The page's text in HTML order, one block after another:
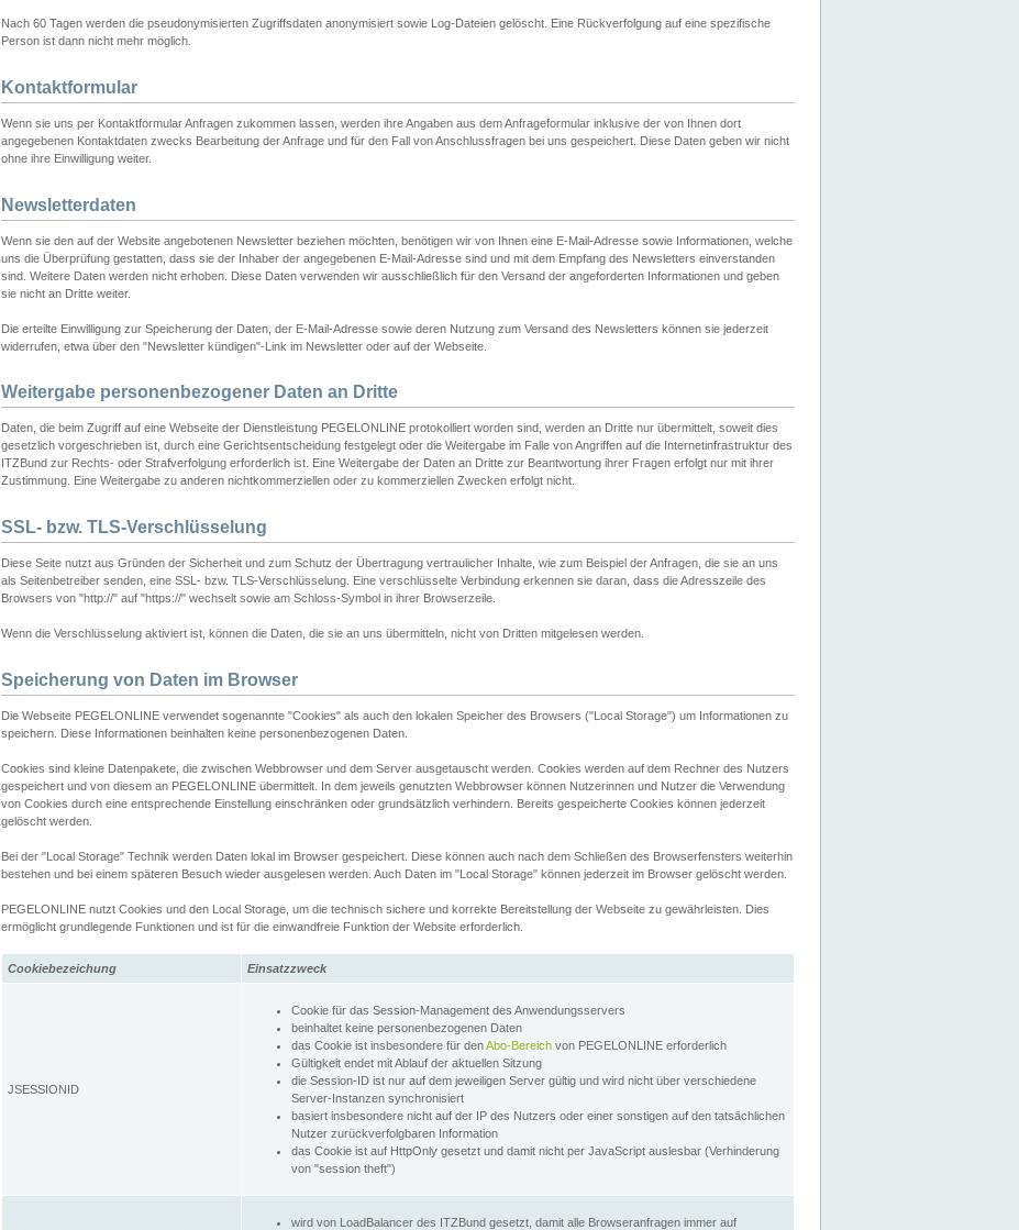
Nach 60 Tagen werden die pseudonymisierten Zugriffsdaten anonymisiert sowie Log-Dateien gelöscht. Eine Rückverfolgung auf eine spezifische
Person ist dann nicht mehr möglich.
Kontaktformular
Wenn sie uns per Kontaktformular Anfragen zukommen lassen, werden ihre Angaben aus dem Anfrageformular inklusive der von Ihnen dort
angegebenen Kontaktdaten zwecks Bearbeitung der Anfrage und für den Fall von Anschlussfragen bei uns gespeichert. Diese Daten geben wir nicht
ohne ihre Einwilligung weiter.
Newsletterdaten
Wenn sie den auf der Website angebotenen Newsletter beziehen möchten, benötigen wir von Ihnen eine E-Mail-Adresse sowie Informationen, welche
uns die Überprüfung gestatten, dass sie der Inhaber der angegebenen E-Mail-Adresse sind und mit dem Empfang des Newsletters einverstanden
sind. Weitere Daten werden nicht erhoben. Diese Daten verwenden wir ausschließlich für den Versand der angeforderten Informationen und geben
sie nicht an Dritte weiter.
Die erteilte Einwilligung zur Speicherung der Daten, der E-Mail-Adresse sowie deren Nutzung zum Versand des Newsletters können sie jederzeit
widerrufen, etwa über den "Newsletter kündigen"-Link im Newsletter oder auf der Webseite.
Weitergabe personenbezogener Daten an Dritte
Daten, die beim Zugriff auf eine Webseite der Dienstleistung PEGELONLINE protokolliert worden sind, werden an Dritte nur übermittelt, soweit dies
gesetzlich vorgeschrieben ist, durch eine Gerichtsentscheidung festgelegt oder die Weitergabe im Falle von Angriffen auf die Internetinfrastruktur des
ITZBund zur Rechts- oder Strafverfolgung erforderlich ist. Eine Weitergabe der Daten an Dritte zur Beantwortung ihrer Fragen erfolgt nur mit ihrer
Zustimmung. Eine Weitergabe zu anderen nichtkommerziellen oder zu kommerziellen Zwecken erfolgt nicht.
SSL- bzw. TLS-Verschlüsselung
Diese Seite nutzt aus Gründen der Sicherheit und zum Schutz der Übertragung vertraulicher Inhalte, wie zum Beispiel der Anfragen, die sie an uns
als Seitenbetreiber senden, eine SSL- bzw. TLS-Verschlüsselung. Eine verschlüsselte Verbindung erkennen sie daran, dass die Adresszeile des
Browsers von "http://" auf "https://" wechselt sowie am Schloss-Symbol in ihrer Browserzeile.
Wenn die Verschlüsselung aktiviert ist, können die Daten, die sie an uns übermitteln, nicht von Dritten mitgelesen werden.
Speicherung von Daten im Browser
Die Webseite PEGELONLINE verwendet sogenannte "Cookies" als auch den lokalen Speicher des Browsers ("Local Storage") um Informationen zu
speichern. Diese Informationen beinhalten keine personenbezogenen Daten.
Cookies sind kleine Datenpakete, die zwischen Webbrowser und dem Server ausgetauscht werden. Cookies werden auf dem Rechner des Nutzers
gespeichert und von diesem an PEGELONLINE übermittelt. In dem jeweils genutzten Webbrowser können Nutzerinnen und Nutzer die Verwendung
von Cookies durch eine entsprechende Einstellung einschränken oder grundsätzlich verhindern. Bereits gespeicherte Cookies können jederzeit
gelöscht werden.
Bei der "Local Storage" Technik werden Daten lokal im Browser gespeichert. Diese können auch nach dem Schließen des Browserfensters weiterhin
bestehen und bei einem späteren Besuch wieder ausgelesen werden. Auch Daten im "Local Storage" können jederzeit im Browser gelöscht werden.
PEGELONLINE nutzt Cookies und den Local Storage, um die technisch sichere und korrekte Bereitstellung der Webseite zu gewährleisten. Dies
ermöglicht grundlegende Funktionen und ist für die einwandfreie Funktion der Website erforderlich.
Cookiebezeichung Einsatzzweck
JSESSIONID
Cookie für das Session-Management des Anwendungsservers
beinhaltet keine personenbezogenen Daten
das Cookie ist insbesondere für denAbo-Bereich von PEGELONLINE erforderlich
Gültigkeit endet mit Ablauf der aktuellen Sitzung
die Session-ID ist nur auf dem jeweiligen Server gültig und wird nicht über verschiedene
Server-Instanzen synchronisiert
basiert insbesondere nicht auf der IP des Nutzers oder einer sonstigen auf den tatsächlichen
Nutzer zurückverfolgbaren Information
das Cookie ist auf HttpOnly gesetzt und damit nicht per JavaScript auslesbar (Verhinderung
von "session theft")
wird von LoadBalancer des ITZBund gesetzt, damit alle Browseranfragen immer auf